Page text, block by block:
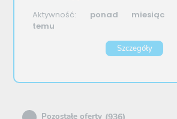
Aktywność: ponad miesiąc
temu
Szczegóły
Pozostałe oferty